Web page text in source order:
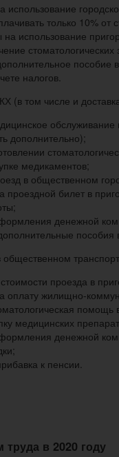
только 10% от
стоматологических
пособие
налогов.
том числе и
обслуживание в
дополнительно);
медикаментов;
в общественном
билет в
денежной
пособия в
проезда в
жилищно-
помощь в
медицинских
денежной
к пенсии.
в 2020 году